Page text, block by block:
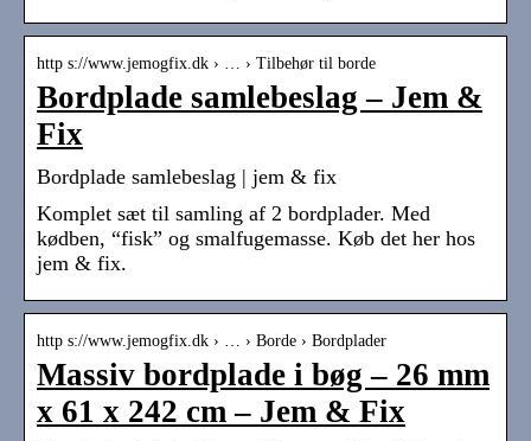
http s://www.jemogfix.dk › … › Tilbehør til borde
Bordplade samlebeslag – Jem &
Fix
Bordplade samlebeslag | jem & fix
Komplet sæt til samling af 2 bordplader. Med
kødben, “fisk” og smalfugemasse. Køb det her hos
jem & fix.
http s://www.jemogfix.dk › … › Borde › Bordplader
Massiv bordplade i bøg – 26 mm
x 61 x 242 cm – Jem & Fix